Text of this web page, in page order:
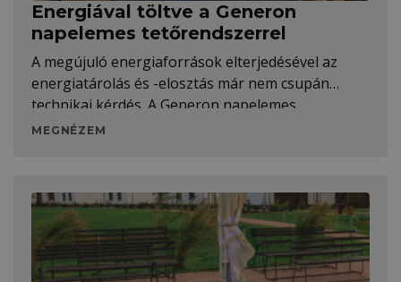
Energiával töltve a Generon
napelemes tetőrendszerrel
A megújuló energiaforrások elterjedésével az
energiatárolás és -elosztás már nem csupán
technikai kérdés. A Generon napelemes
tetőrendszer kompromisszummentes, esztétikus
MEGNÉZEM